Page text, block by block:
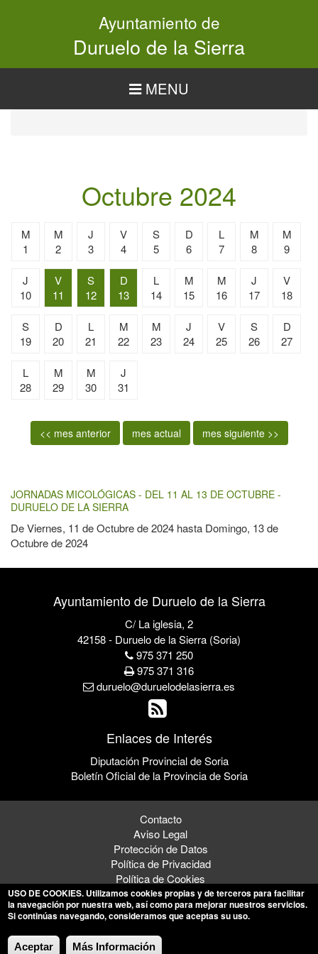
Ayuntamiento de
Duruelo de la Sierra
MENU
Octubre 2024
M
1
M
2
J
3
V
4
S
5
D
6
L
7
M
8
M
9
J
10
V
11
S
12
D
13
L
14
M
15
M
16
J
17
V
18
S
19
D
20
L
21
M
22
M
23
J
24
V
25
S
26
D
27
L
28
M
29
M
30
J
31
<< mes anterior mes actual mes siguiente >>
JORNADAS MICOLÓGICAS - DEL 11 AL 13 DE OCTUBRE -
DURUELO DE LA SIERRA
DeViernes, 11 de Octubre de 2024 hasta Domingo, 13 de
Octubre de 2024
Ayuntamiento de Duruelo de la Sierra
C/ La iglesia, 2
42158 - Duruelo de la Sierra (Soria)
975 371 250
975 371 316
duruelo@duruelodelasierra.es
Enlaces de Interés
Diputación Provincial de Soria
Boletín Oficial de la Provincia de Soria
Contacto
Aviso Legal
Protección de Datos
Política de Privacidad
Política de Cookies
© 2026 Ayuntamiento de Duruelo de la Sierra
USO DE COOKIES. Utilizamos cookies propias y de terceros para facilitar
la navegación por nuestra web, así como para mejorar nuestros servicios.
Si continúas navegando, consideramos que aceptas su uso.
Aceptar Más Información